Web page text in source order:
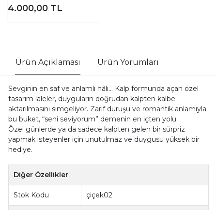
4.000,00 TL
Ürün Açıklaması Ürün Yorumları
Sevginin en saf ve anlamlı hâli… Kalp formunda açan özel
tasarım laleler, duyguların doğrudan kalpten kalbe
aktarılmasını simgeliyor. Zarif duruşu ve romantik anlamıyla
bu buket, “seni seviyorum” demenin en içten yolu.
Özel günlerde ya da sadece kalpten gelen bir sürpriz
yapmak isteyenler için unutulmaz ve duygusu yüksek bir
hediye.
Diğer Özellikler
Stok Kodu çiçek02